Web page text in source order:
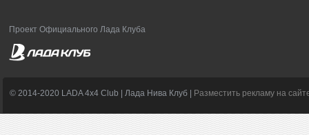
Проект Официального Лада Клуба
© 2014-2020 LADA 4x4 Club | Лада Нива Клуб | Разместить рекламу на